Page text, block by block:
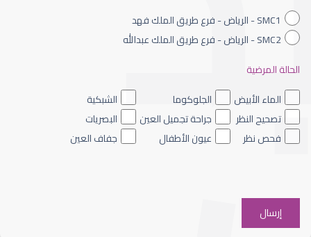
الماء الأزرق داخل العين
SMC1 - الرياض - فرع طريق الملك فهد
SMC2 - الرياض - فرع طريق الملك عبدالله
الحالة المرضية
الماء الأبيض
الجلوكوما
الشبكية
تصحيح النظر
جراحة تجميل العين
البصريات
فحص نظر
عيون الأطفال جفاف العين